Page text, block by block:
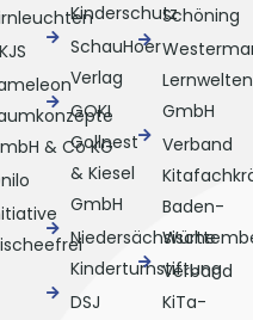
& Co KG
Kinderschutz
SchauHoer
Verlag
GOKI
Gollnest
& Kiesel
GmbH
Niedersächsische
Kinderturnstiftung
DSJ
Schöning
Lernwelten
GmbH
Verband
Baden-
Verband
KiTa-